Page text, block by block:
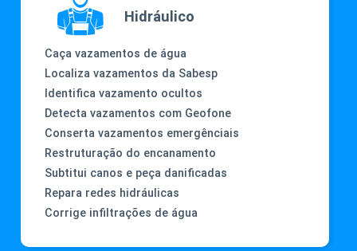
Hidráulico
Caça vazamentos de água
Localiza vazamentos da Sabesp
Identifica vazamento ocultos
Detecta vazamentos com Geofone
Conserta vazamentos emergênciais
Restruturação do encanamento
Subtitui canos e peça danificadas
Repara redes hidráulicas
Corrige infiltrações de água